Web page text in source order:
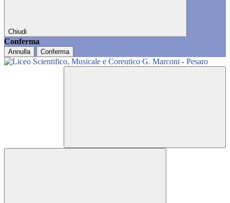
Chiudi
Conferma
Annulla Conferma